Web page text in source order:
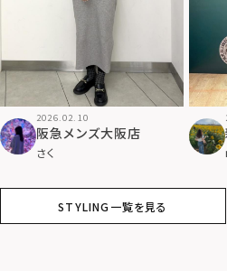
2026.02.10
阪急メンズ大阪店
さく
STYLING一覧を見る